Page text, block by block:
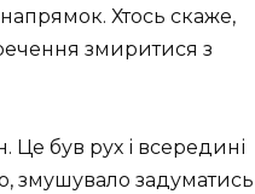
Хтось скаже,
змиритися з
Це був рух і всередині
змушувало задуматись